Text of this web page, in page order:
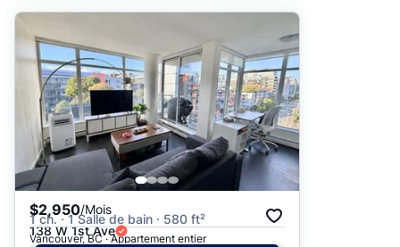
$2,950/Mois
1 ch. · 1 Salle de bain · 580 ft²
138 W 1st Ave
Vancouver, BC · Appartement entier